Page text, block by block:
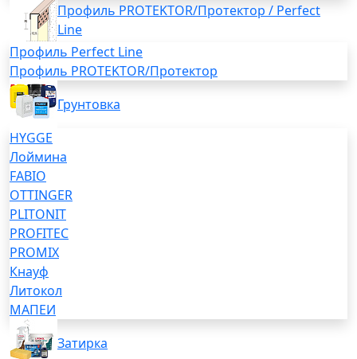
Профиль PROTEKTOR/Протектор / Perfect
Line
Профиль Perfect Line
Профиль PROTEKTOR/Протектор
Грунтовка
HYGGE
Лоймина
FABIO
OTTINGER
PLITONIT
PROFITEC
PROMIX
Кнауф
Литокол
МАПЕИ
Затирка